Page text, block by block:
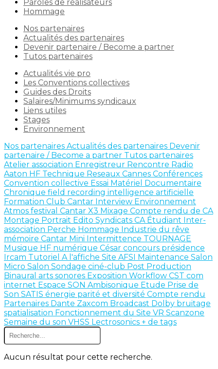
Paroles de réalisateurs
Hommage
Nos partenaires
Actualités des partenaires
Devenir partenaire / Become a partner
Tutos partenaires
Actualités vie pro
Les Conventions collectives
Guides des Droits
Salaires/Minimums syndicaux
Liens utiles
Stages
Environnement
Nos partenaires Actualités des partenaires Devenir
partenaire / Become a partner Tutos partenaires
Atelier association Enregistreur Rencontre Radio
Aaton HF Technique Reseaux Cannes Conférences
Convention collective Essai Matériel Documentaire
Chronique field recording intelligence artificielle
Formation Club Cantar Interview Environnement
Atmos festival Cantar X3 Mixage Compte rendu de CA
Montage Portrait Edito Syndicats CA Étudiant Inter-
association Perche Hommage Industrie du rêve
mémoire Cantar Mini Intermittence TOURNAGE
Musique HF numérique César concours présidence
Ircam Tutoriel A l'affiche Site AFSI Maintenance Salon
Micro Salon Sondage ciné-club Post Production
Binaural arts sonores Exposition Workflow CST com
internet Espace SON Ambisonique Etude Prise de
Son SATIS énergie parité et diversité Compte rendu
Partenaires Dante Zaxcom Broadcast Dolby bruitage
spatialisation Fonctionnement du Site VR Scanzone
Semaine du son VHSS Lectrosonics + de tags
Aucun résultat pour cette recherche.